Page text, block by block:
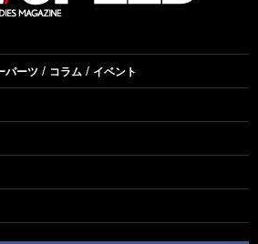
パーツ コラム イベント